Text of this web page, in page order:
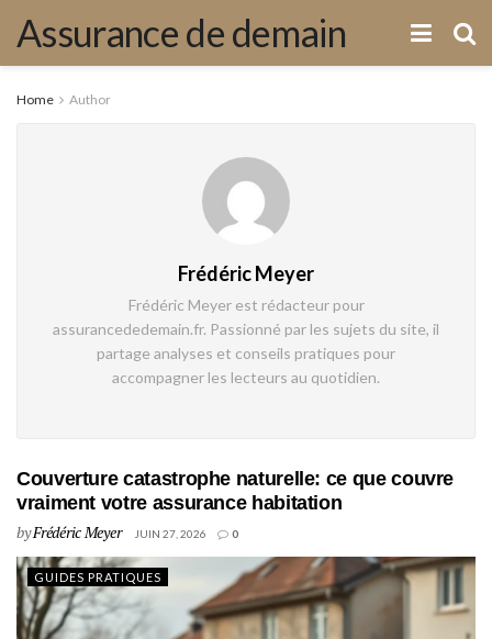
Assurance de demain
Home Author
Frédéric Meyer
Frédéric Meyer est rédacteur pour
assurancededemain.fr. Passionné par les sujets du site, il
partage analyses et conseils pratiques pour
accompagner les lecteurs au quotidien.
Couverture catastrophe naturelle: ce que couvre
vraiment votre assurance habitation
byFrédéric Meyer JUIN 27, 2026 0
GUIDES PRATIQUES